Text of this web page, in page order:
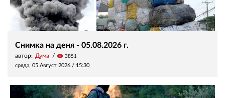
Снимка на деня - 05.08.2026 г.
автор: Дума visibility 3851
сряда, 05 Август 2026 / 15:30